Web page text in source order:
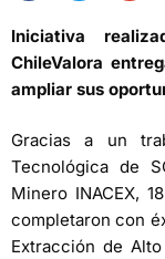
Iniciativa
ChileValora
ampliar sus
Gracias a un
Tecnológica de
Minero INACEX,
completaron con
Extracción de